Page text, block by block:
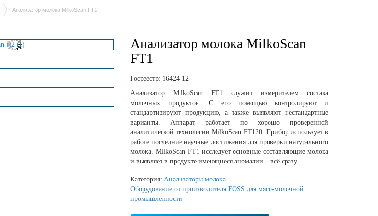
Анализатор молока MilkoScan FT1
Анализатор молока MilkoScan
FT1
Госреестр: 16424-12
Анализатор MilkoScan FT1 служит измерителем состава
молочных продуктов. С его помощью контролируют и
стандартизируют продукцию, а также выявляют нестандартные
варианты. Аппарат работает по хорошо проверенной
аналитической технологии MilkoScan FT120. Прибор использует в
работе последние научные достижения для проверки натурального
молока. MilkoScan FT1 исследует основные составляющие молока
и выявляет в продукте имеющиеся аномалии – всё сразу.
Категория:Анализаторы молока
Оборудование от производителя FOSS для мясо-молочной
промышленности